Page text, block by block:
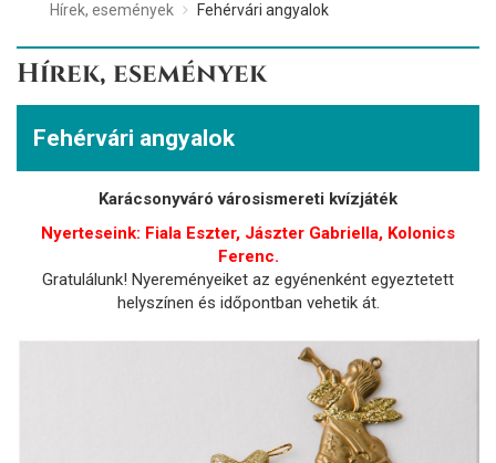
Hírek, események Fehérvári angyalok
Hírek, események
Fehérvári angyalok
Karácsonyváró városismereti kvízjáték
Nyerteseink: Fiala Eszter, Jászter Gabriella, Kolonics
Ferenc.
Gratulálunk! Nyereményeiket az egyénenként egyeztetett
helyszínen és időpontban vehetik át.